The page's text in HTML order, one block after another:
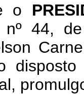
o
nº 44,